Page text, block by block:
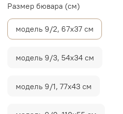
Размер бювара (см)
модель 9/2, 67х37 см
модель 9/3, 54х34 см
модель 9/1, 77х43 см